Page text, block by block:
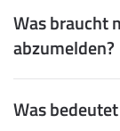
Was braucht
abzumelden?
Was